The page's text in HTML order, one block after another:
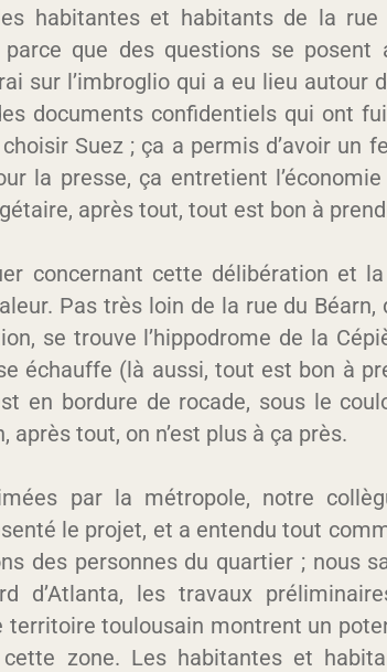
habitantes et habitants de la rue
que des questions se posent
sur l’imbroglio qui a eu lieu autour
documents confidentiels qui ont
Suez ; ça a permis d’avoir un
la presse, ça entretient
après tout, tout est bon à
concernant cette délibération et
Pas très loin de la rue du Béarn,
se trouve l’hippodrome de la
échauffe (là aussi, tout est bon à
en bordure de rocade, sous le
après tout, on n’est plus à ça près.
par la métropole, notre
le projet, et a entendu tout
des personnes du quartier ; nous
d’Atlanta, les travaux
territoire toulousain montrent un
zone. Les habitantes et